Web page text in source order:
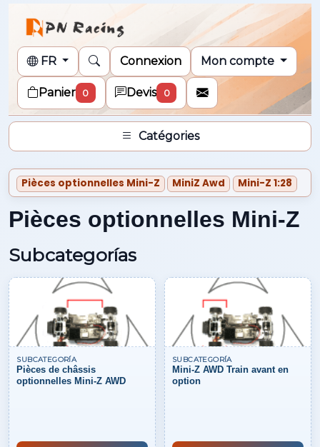
FR Connexion Mon compte
Panier 0 Devis 0
Catégories
Pièces optionnelles Mini-Z MiniZ Awd Mini-Z 1:28
Pièces optionnelles Mini-Z
Subcategorías
SUBCATEGORÍA
Pièces de châssis
optionnelles Mini-Z AWD
SUBCATEGORÍA
Mini-Z AWD Train avant en
option